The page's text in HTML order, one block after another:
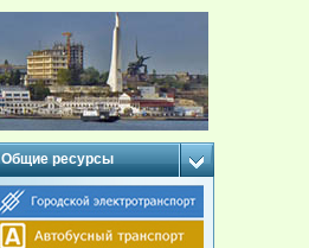
Общие ресурсы